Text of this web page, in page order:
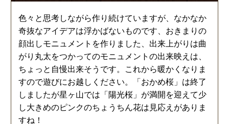
色々と思考しながら作り続けていますが、なかなか
奇抜なアイデアは浮かばないものです、おきまりの
顔出しモニュメントを作りました、出来上がりは曲
がり丸太をつかってのモニュメントの出来映えは、
ちょっと自慢出来そうです。これから暖かくなりま
すので遊びにお越しください。「おかめ桜」は終了
しましたが星ヶ山では「陽光桜」が満開を迎えて少
し大きめのピンクのちょうちん花は見応えがありま
すね！